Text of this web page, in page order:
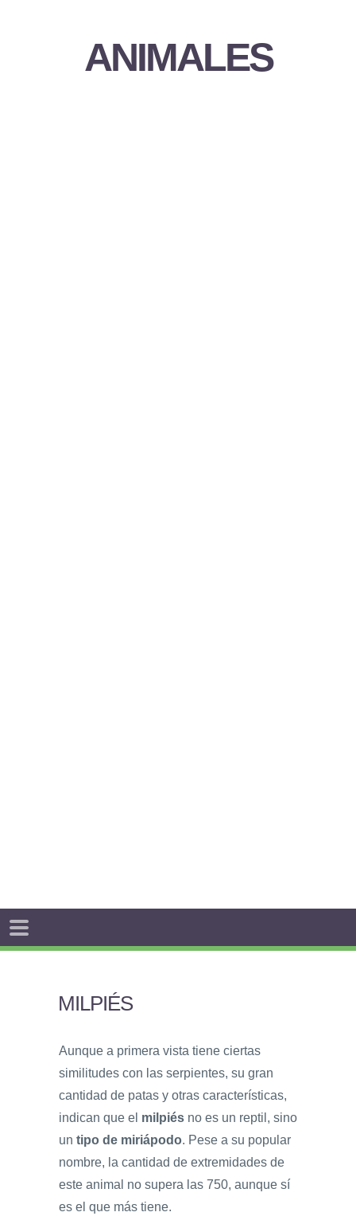
ANIMALES
MILPIÉS
Aunque a primera vista tiene ciertas
similitudes con las serpientes, su gran
cantidad de patas y otras características,
indican que el milpiés no es un reptil, sino
un tipo de miriápodo. Pese a su popular
nombre, la cantidad de extremidades de
este animal no supera las 750, aunque sí
es el que más tiene.